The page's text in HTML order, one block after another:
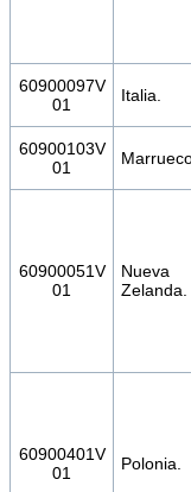
60900097V
01
Italia.
60900103V
01
60900051V
01
Nueva
Zelanda.
60900401V
01
Polonia.